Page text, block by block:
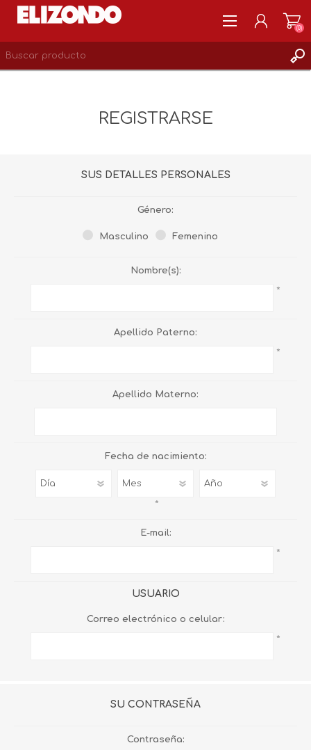
(0)
REGISTRARSE
SUS DETALLES PERSONALES
Género:
Masculino Femenino
Nombre(s):
*
Apellido Paterno:
*
Apellido Materno:
Fecha de nacimiento:
*
E-mail:
*
USUARIO
Correo electrónico o celular:
*
SU CONTRASEÑA
Contraseña: